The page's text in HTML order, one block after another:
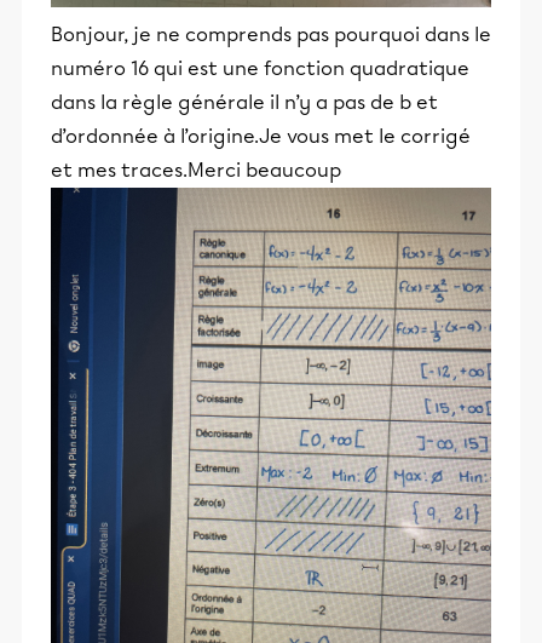
Bonjour, je ne comprends pas pourquoi dans le
numéro 16 qui est une fonction quadratique
dans la règle générale il n’y a pas de b et
d’ordonnée à l’origine.Je vous met le corrigé
et mes traces.Merci beaucoup